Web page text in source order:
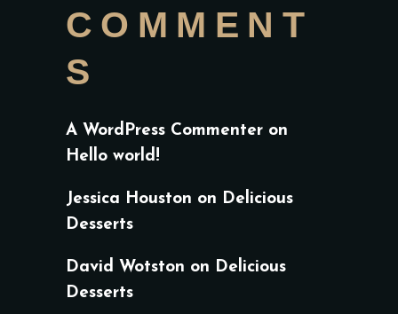
COMMENT
S
A WordPress Commenter on
Hello world!
Jessica Houston on Delicious
Desserts
David Wotston on Delicious
Desserts